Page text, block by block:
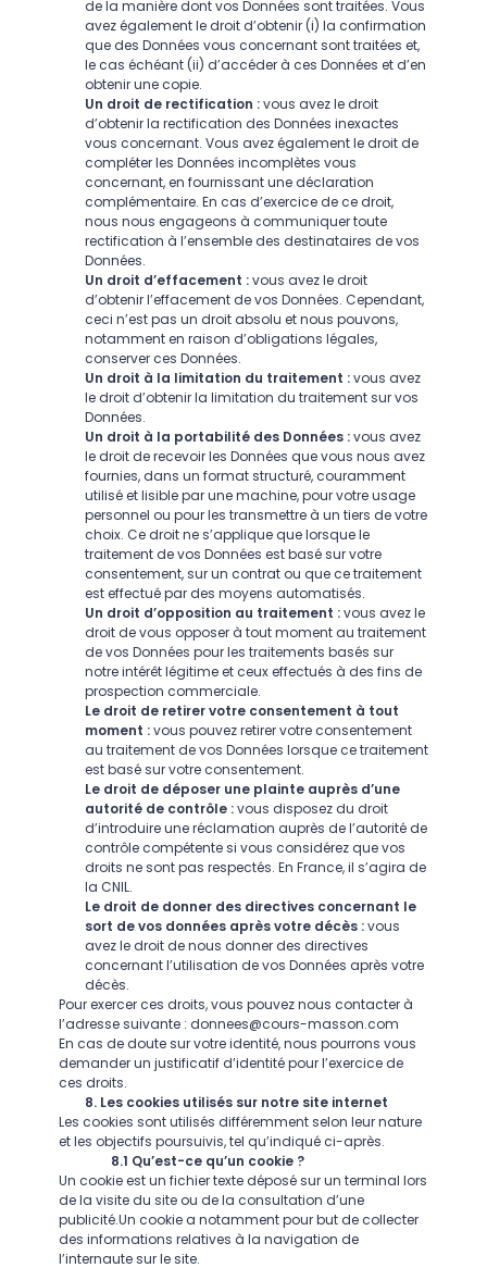
de la manière dont vos Données sont traitées. Vous
avez également le droit d’obtenir (i) la confirmation
que des Données vous concernant sont traitées et,
le cas échéant (ii) d’accéder à ces Données et d’en
obtenir une copie.
Un droit de rectification :vous avez le droit
d’obtenir la rectification des Données inexactes
vous concernant. Vous avez également le droit de
compléter les Données incomplètes vous
concernant, en fournissant une déclaration
complémentaire. En cas d’exercice de ce droit,
nous nous engageons à communiquer toute
rectification à l’ensemble des destinataires de vos
Données.
Un droit d’effacement :vous avez le droit
d’obtenir l’effacement de vos Données. Cependant,
ceci n’est pas un droit absolu et nous pouvons,
notamment en raison d’obligations légales,
conserver ces Données.
Un droit à la limitation du traitement : vous avez
le droit d’obtenir la limitation du traitement sur vos
Données.
Un droit à la portabilité des Données : vous avez
le droit de recevoir les Données que vous nous avez
fournies, dans un format structuré, couramment
utilisé et lisible par une machine, pour votre usage
personnel ou pour les transmettre à un tiers de votre
choix. Ce droit ne s’applique que lorsque le
traitement de vos Données est basé sur votre
consentement, sur un contrat ou que ce traitement
est effectué par des moyens automatisés.
Un droit d’opposition au traitement : vous avez le
droit de vous opposer à tout moment au traitement
de vos Données pour les traitements basés sur
notre intérêt légitime et ceux effectués à des fins de
prospection commerciale.
Le droit de retirer votre consentement à tout
moment : vous pouvez retirer votre consentement
au traitement de vos Données lorsque ce traitement
est basé sur votre consentement.
Le droit de déposer une plainte auprès d’une
autorité de contrôle : vous disposez du droit
d’introduire une réclamation auprès de l’autorité de
contrôle compétente si vous considérez que vos
droits ne sont pas respectés. En France, il s’agira de
la CNIL.
Le droit de donner des directives concernant le
sort de vos données après votre décès : vous
avez le droit de nous donner des directives
concernant l’utilisation de vos Données après votre
décès.
Pour exercer ces droits, vous pouvez nous contacter à
l’adresse suivante : donnees@cours-masson.com
En cas de doute sur votre identité, nous pourrons vous
demander un justificatif d’identité pour l’exercice de
ces droits.
8. Les cookies utilisés sur notre site internet
Les cookies sont utilisés différemment selon leur nature
et les objectifs poursuivis, tel qu’indiqué ci-après.
8.1 Qu’est-ce qu’un cookie ?
Un cookie est un fichier texte déposé sur un terminal lors
de la visite du site ou de la consultation d’une
publicité.Un cookie a notamment pour but de collecter
des informations relatives à la navigation de
l’internaute sur le site.